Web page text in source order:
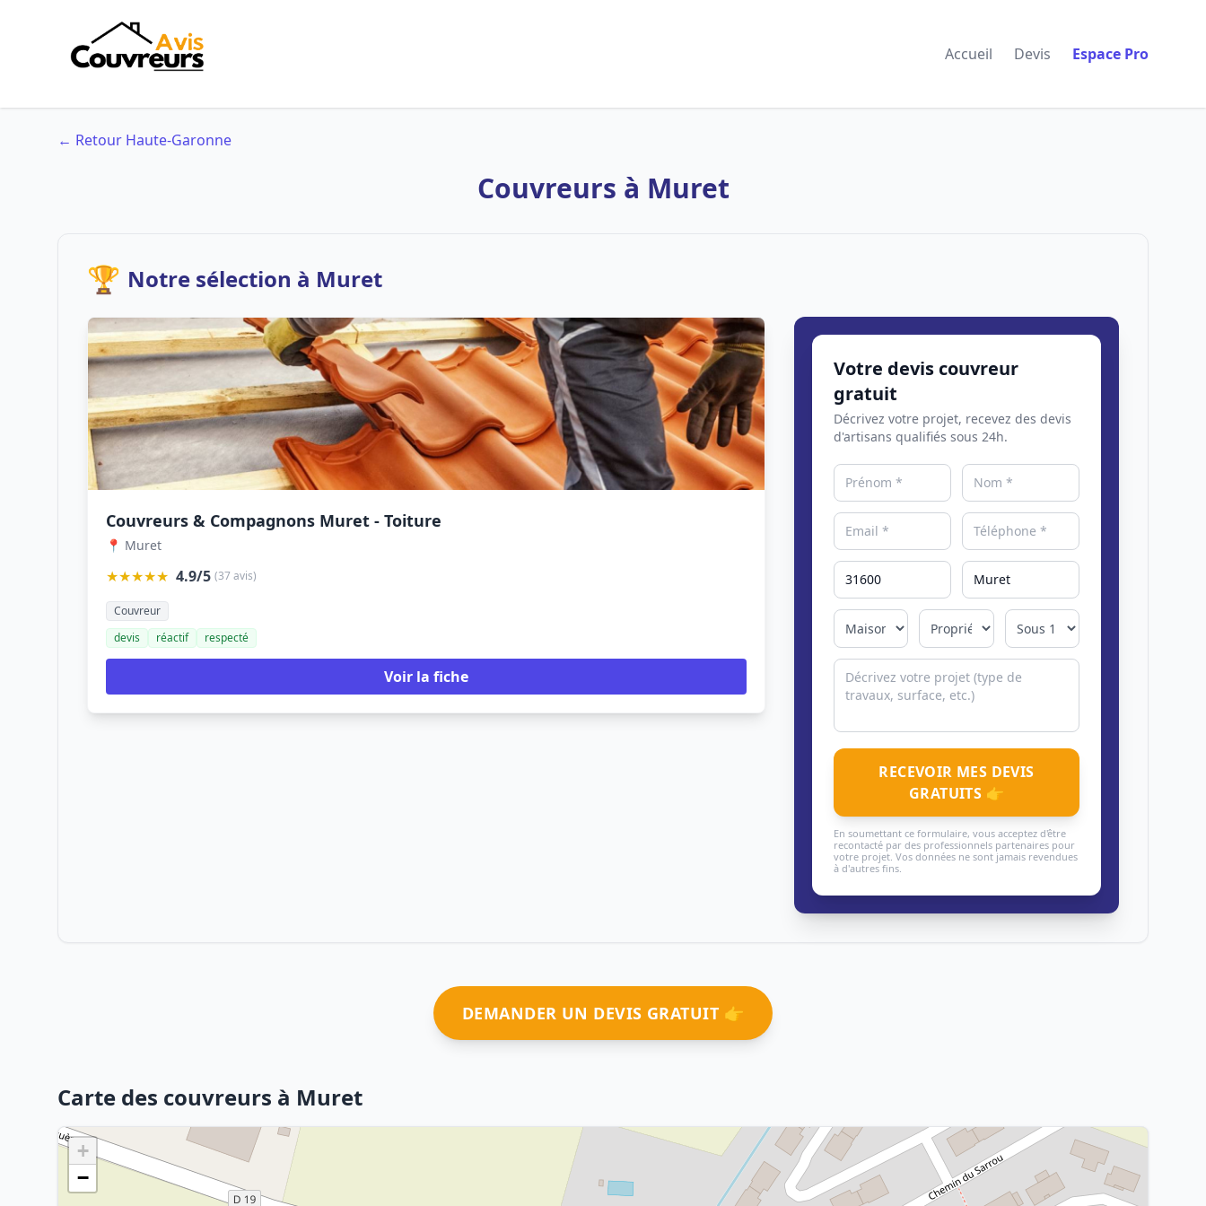
Accueil Devis Espace Pro
← Retour Haute-Garonne
Couvreurs à Muret
🏆 Notre sélection à Muret
Couvreurs & Compagnons Muret - Toiture
📍 Muret
★★★★★ 4.9/5 (37 avis)
Couvreur
devis
réactif respecté
Voir la fiche
Votre devis couvreur
gratuit
Décrivez votre projet, recevez des devis
d'artisans qualifiés sous 24h.
RECEVOIR MES DEVIS
GRATUITS 👉
En soumettant ce formulaire, vous acceptez d'être
recontacté par des professionnels partenaires pour
votre projet. Vos données ne sont jamais revendues
à d'autres fins.
DEMANDER UN DEVIS GRATUIT 👉
Carte des couvreurs à Muret
+
−